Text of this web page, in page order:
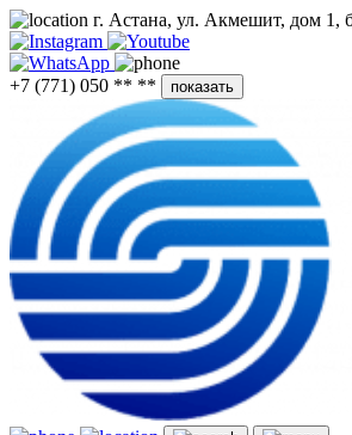
г. Астана, ул. Акмешит, дом 1,
+7 (771) 050 ** ** показать